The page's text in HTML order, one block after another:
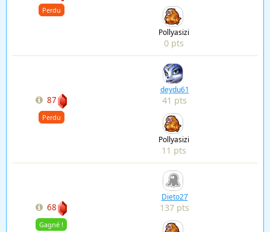
Perdu
Pollyasizi
0 pts
87
Perdu
deydu61
41 pts
Pollyasizi
11 pts
68
Gagné !
Dieto27
137 pts